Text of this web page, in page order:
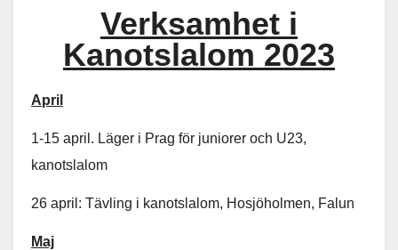
Verksamhet i
Kanotslalom 2023
April
1-15 april. Läger i Prag för juniorer och U23,
kanotslalom
26 april: Tävling i kanotslalom, Hosjöholmen, Falun
Maj